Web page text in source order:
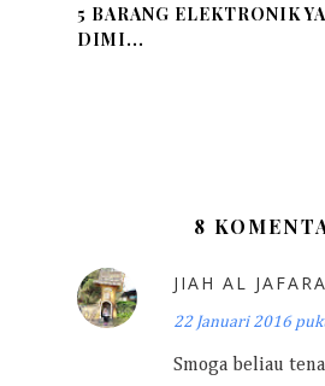
5 BARANG ELEKTRONIK
DIMI...
8
JIAH AL JAFARA
22 Januari 2016
Smoga beliau